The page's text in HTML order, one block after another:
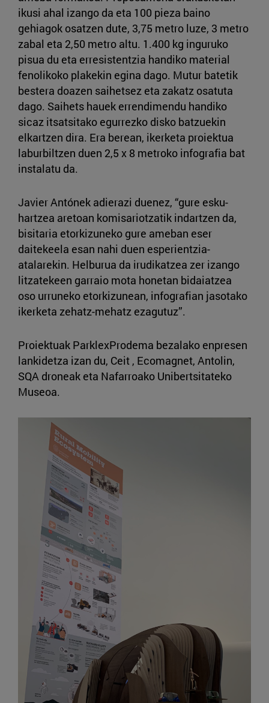
ikusi ahal izango da eta 100 pieza baino
gehiagok osatzen dute, 3,75 metro luze, 3 metro
zabal eta 2,50 metro altu. 1.400 kg inguruko
pisua du eta erresistentzia handiko material
fenolikoko plakekin egina dago. Mutur batetik
bestera doazen saihetsez eta zakatz osatuta
dago. Saihets hauek errendimendu handiko
sicaz itsatsitako egurrezko disko batzuekin
elkartzen dira. Era berean, ikerketa proiektua
laburbiltzen duen 2,5 x 8 metroko infografia bat
instalatu da.
Javier Antónek adierazi duenez, “gure esku-
hartzea aretoan komisariotzatik indartzen da,
bisitaria etorkizuneko gure ameban eser
daitekeela esan nahi duen esperientzia-
atalarekin. Helburua da irudikatzea zer izango
litzatekeen garraio mota honetan bidaiatzea
oso urruneko etorkizunean, infografian jasotako
ikerketa zehatz-mehatz ezagutuz”.
Proiektuak ParklexProdema bezalako enpresen
lankidetza izan du, Ceit , Ecomagnet, Antolin,
SQA droneak eta Nafarroako Unibertsitateko
Museoa.